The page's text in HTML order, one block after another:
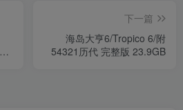
下一篇
海岛大亨6/Tropico 6/附
54321历代 完整版 23.9GB